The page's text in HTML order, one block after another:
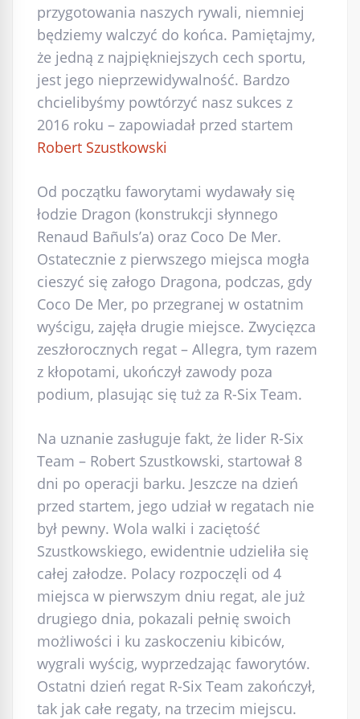
przygotowania naszych rywali, niemniej
będziemy walczyć do końca. Pamiętajmy,
że jedną z najpiękniejszych cech sportu,
jest jego nieprzewidywalność. Bardzo
chcielibyśmy powtórzyć nasz sukces z
2016 roku – zapowiadał przed startem
Robert Szustkowski
Od początku faworytami wydawały się
łodzie Dragon (konstrukcji słynnego
Renaud Bañuls’a) oraz Coco De Mer.
Ostatecznie z pierwszego miejsca mogła
cieszyć się załogo Dragona, podczas, gdy
Coco De Mer, po przegranej w ostatnim
wyścigu, zajęła drugie miejsce. Zwycięzca
zeszłorocznych regat – Allegra, tym razem
z kłopotami, ukończył zawody poza
podium, plasując się tuż za R-Six Team.
Na uznanie zasługuje fakt, że lider R-Six
Team – Robert Szustkowski, startował 8
dni po operacji barku. Jeszcze na dzień
przed startem, jego udział w regatach nie
był pewny. Wola walki i zaciętość
Szustkowskiego, ewidentnie udzieliła się
całej załodze. Polacy rozpoczęli od 4
miejsca w pierwszym dniu regat, ale już
drugiego dnia, pokazali pełnię swoich
możliwości i ku zaskoczeniu kibiców,
wygrali wyścig, wyprzedzając faworytów.
Ostatni dzień regat R-Six Team zakończył,
tak jak całe regaty, na trzecim miejscu.